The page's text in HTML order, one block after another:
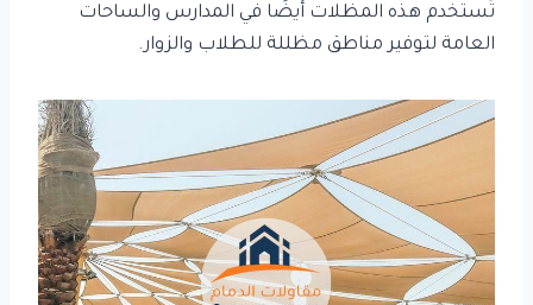
تُستخدم هذه المظلات أيضًا في المدارس والساحات
العامة لتوفير مناطق مظللة للطلاب والزوار.